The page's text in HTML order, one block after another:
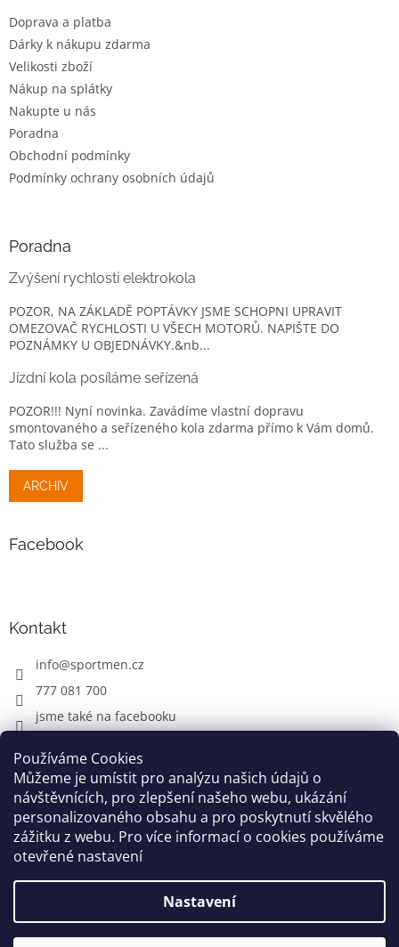
Používáme Cookies
Můžeme je umístit pro analýzu našich údajů o
návštěvnících, pro zlepšení našeho webu, ukázání
personalizovaného obsahu a pro poskytnutí skvělého
zážitku z webu. Pro více informací o cookies používáme
otevřené nastavení
Nastavení
Doprava a platba
Dárky k nákupu zdarma
Velikosti zboží
Nákup na splátky
Nakupte u nás
Poradna
Obchodní podmínky
Podmínky ochrany osobních údajů
Poradna
Zvýšení rychlosti elektrokola
POZOR, NA ZÁKLADĚ POPTÁVKY JSME SCHOPNI UPRAVIT
OMEZOVAČ RYCHLOSTI U VŠECH MOTORŮ. NAPIŠTE DO
POZNÁMKY U OBJEDNÁVKY.&nb...
Jízdní kola posíláme seřízená
POZOR!!! Nyní novinka. Zavádíme vlastní dopravu
smontovaného a seřízeného kola zdarma přímo k Vám domů.
Tato služba se ...
ARCHIV
Facebook
Kontakt
info@sportmen.cz
777 081 700
jsme také na facebooku
CYKLO OBLEČENÍ
Copyright 2026www.sportmen.cz. Všechna práva
vyhrazena.